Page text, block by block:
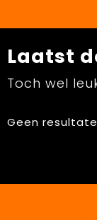
Laatst
Toch wel
Geen